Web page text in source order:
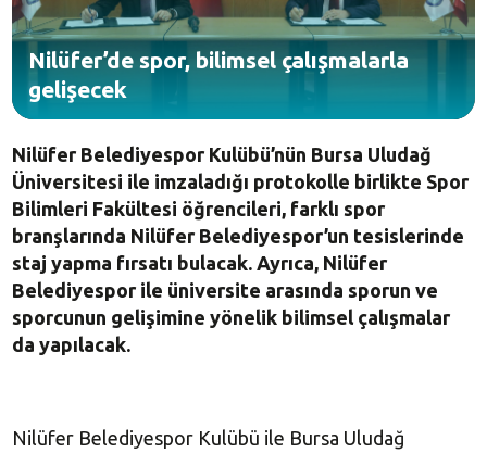
Nilüfer’de spor, bilimsel çalışmalarla
gelişecek
Nilüfer Belediyespor Kulübü’nün Bursa Uludağ
Üniversitesi ile imzaladığı protokolle birlikte Spor
Bilimleri Fakültesi öğrencileri, farklı spor
branşlarında Nilüfer Belediyespor’un tesislerinde
staj yapma fırsatı bulacak. Ayrıca, Nilüfer
Belediyespor ile üniversite arasında sporun ve
sporcunun gelişimine yönelik bilimsel çalışmalar
da yapılacak.
Nilüfer Belediyespor Kulübü ile Bursa Uludağ